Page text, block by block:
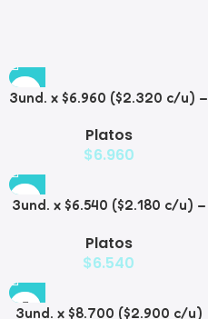
3und. x $6.960 ($2.320 c/u) –
Platos
$6.960
3und. x $6.540 ($2.180 c/u) –
Mascotas
Platos
$6.540
3und. x $8.700 ($2.900 c/u)